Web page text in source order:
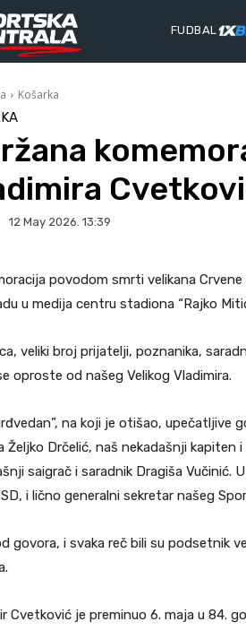
FUDBAL
Košarka
12 May 2026. 13:39
povodom smrti velikana
u medija centru stadiona “Rajko
veliki broj prijatelji, poznanika,
oproste od našeg Velikog Vladimira.
na koji je otišao, upečatljive
Željko Drčelić, naš nekadašnji
saigrač i saradnik Dragiša Vučinić.
i lično generalni sekretar našeg
govora, i svaka reč bili su podsetnik
Cvetković je preminuo 6. maja u 84.